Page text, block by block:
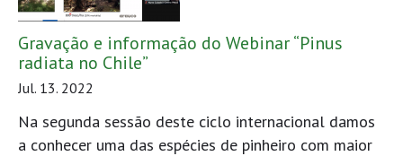
Gravação e informação do Webinar “Pinus
radiata no Chile”
Jul. 13. 2022
Na segunda sessão deste ciclo internacional damos
a conhecer uma das espécies de pinheiro com maior